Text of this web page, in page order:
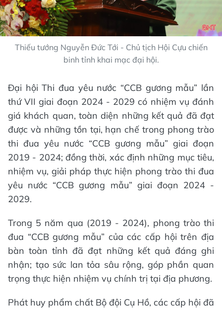
Thiếu tướng Nguyễn Đức Tới - Chủ tịch Hội Cựu chiến
binh tỉnh khai mạc đại hội.
Đại hội Thi đua yêu nước “CCB gương mẫu” lần
thứ VII giai đoạn 2024 - 2029 có nhiệm vụ đánh
giá khách quan, toàn diện những kết quả đã đạt
được và những tồn tại, hạn chế trong phong trào
thi đua yêu nước “CCB gương mẫu” giai đoạn
2019 - 2024; đồng thời, xác định những mục tiêu,
nhiệm vụ, giải pháp thực hiện phong trào thi đua
yêu nước “CCB gương mẫu” giai đoạn 2024 -
2029.
Trong 5 năm qua (2019 - 2024), phong trào thi
đua “CCB gương mẫu” của các cấp hội trên địa
bàn toàn tỉnh đã đạt những kết quả đáng ghi
nhận; tạo sức lan tỏa sâu rộng, góp phần quan
trọng thực hiện nhiệm vụ chính trị tại địa phương.
Phát huy phẩm chất Bộ đội Cụ Hồ, các cấp hội đã